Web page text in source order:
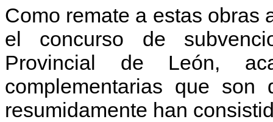
Como remate a estas obras
el concurso de
Provincial de León,
complementarias que
resumidamente han